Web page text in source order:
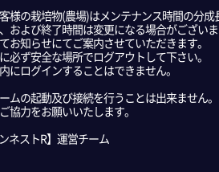
様の栽培物(農場)はメンテナンス時間の分成
および終了時間は変更になる場合がございま
お知らせにてご案内させていただきます。
必ず安全な場所でログアウトして下さい。
にログインすることはできません。
ムの起動及び接続を行うことは出来ません。
協力をお願いいたします。
ネストR】運営チーム